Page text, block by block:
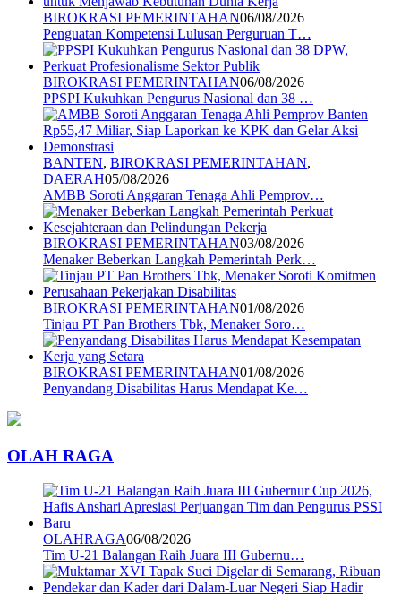
BIROKRASI PEMERINTAHAN06/08/2026
Penguatan Kompetensi Lulusan Perguruan T…
BIROKRASI PEMERINTAHAN06/08/2026
PPSPI Kukuhkan Pengurus Nasional dan 38 …
BANTEN, BIROKRASI PEMERINTAHAN,
DAERAH05/08/2026
AMBB Soroti Anggaran Tenaga Ahli Pemprov…
BIROKRASI PEMERINTAHAN03/08/2026
Menaker Beberkan Langkah Pemerintah Perk…
BIROKRASI PEMERINTAHAN01/08/2026
Tinjau PT Pan Brothers Tbk, Menaker Soro…
BIROKRASI PEMERINTAHAN01/08/2026
Penyandang Disabilitas Harus Mendapat Ke…
OLAH RAGA
OLAHRAGA06/08/2026
Tim U-21 Balangan Raih Juara III Gubernu…